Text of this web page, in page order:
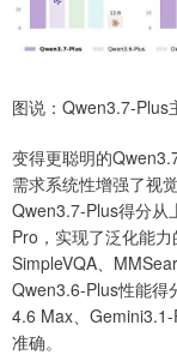
图说：Qwen3.7-Plus
变得更聪明的
需求系统性增强了视
Qwen3.7-Plus得分从
Pro，实现了泛化能
SimpleVQA、
Qwen3.6-Plus性能得
4.6 Max、
准确。